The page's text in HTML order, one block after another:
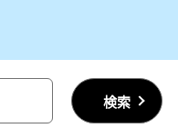
検索